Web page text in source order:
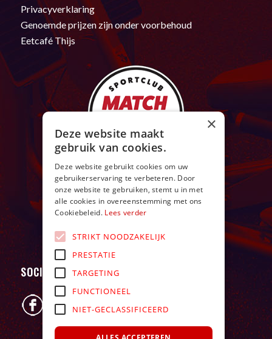
Privacyverklaring
Genoemde prijzen zijn onder voorbehoud
Eetcafé Thijs
SOCIAL
×
Deze website maakt
gebruik van cookies.
Deze website gebruikt cookies om uw
gebruikerservaring te verbeteren. Door
onze website te gebruiken, stemt u in met
alle cookies in overeenstemming met ons
Cookiebeleid. Lees verder
STRIKT NOODZAKELIJK
PRESTATIE
TARGETING
FUNCTIONEEL
NIET-GECLASSIFICEERD